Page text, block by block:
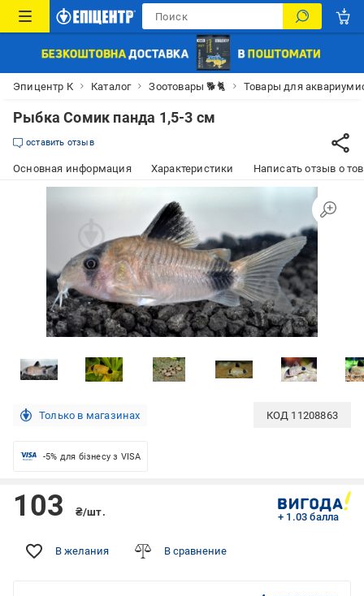
Эпицентр К Каталог Зоотовары 🐕🐈 Товары для
Рыбка Сомик панда 1,5-3 см
оставить отзыв
Основная информация Характеристики Написать отзыв о
Только в магазинах КОД 11208863
-5% для бізнесу з VISA
103 ₴/шт. + 1.03 балла
В желания В сравнение